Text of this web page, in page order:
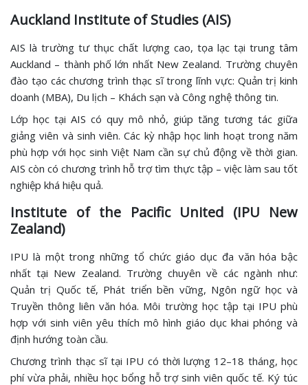
Auckland Institute of Studies (AIS)
AIS là trường tư thục chất lượng cao, tọa lạc tại trung tâm
Auckland – thành phố lớn nhất New Zealand. Trường chuyên
đào tạo các chương trình thạc sĩ trong lĩnh vực: Quản trị kinh
doanh (MBA), Du lịch – Khách sạn và Công nghệ thông tin.
Lớp học tại AIS có quy mô nhỏ, giúp tăng tương tác giữa
giảng viên và sinh viên. Các kỳ nhập học linh hoạt trong năm
phù hợp với học sinh Việt Nam cần sự chủ động về thời gian.
AIS còn có chương trình hỗ trợ tìm thực tập – việc làm sau tốt
nghiệp khá hiệu quả.
Institute of the Pacific United (IPU New
Zealand)
IPU là một trong những tổ chức giáo dục đa văn hóa bậc
nhất tại New Zealand. Trường chuyên về các ngành như:
Quản trị Quốc tế, Phát triển bền vững, Ngôn ngữ học và
Truyền thông liên văn hóa. Môi trường học tập tại IPU phù
hợp với sinh viên yêu thích mô hình giáo dục khai phóng và
định hướng toàn cầu.
Chương trình thạc sĩ tại IPU có thời lượng 12–18 tháng, học
phí vừa phải, nhiều học bổng hỗ trợ sinh viên quốc tế. Ký túc